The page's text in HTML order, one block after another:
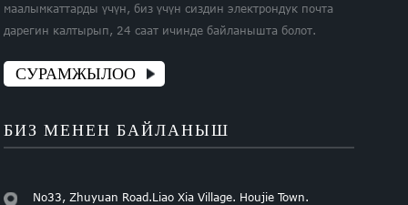
маалымкаттарды үчүн, биз үчүн сиздин электрондук почта
дарегин калтырып, 24 саат ичинде байланышта болот.
СУРАМЖЫЛОО
БИЗ МЕНЕН БАЙЛАНЫШ
No33, Zhuyuan Road.Liao Xia Village. Houjie Town.